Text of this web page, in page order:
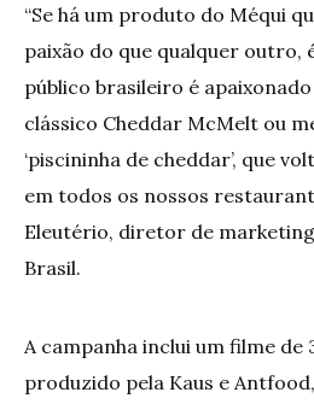
“Se há um produto do Méqui
paixão do que qualquer outro,
público brasileiro é
clássico Cheddar McMelt ou
‘piscininha de cheddar’, que
em todos os nossos
Eleutério, diretor de marketing
Brasil.
A campanha inclui um filme de
produzido pela Kaus e